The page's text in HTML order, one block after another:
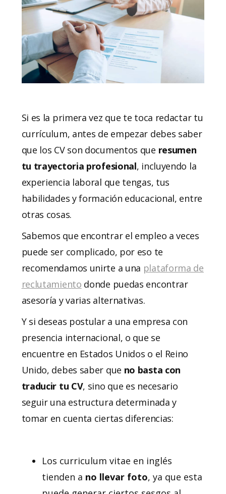
Si es la primera vez que te toca redactar tu
currículum, antes de empezar debes saber
que los CV son documentos que resumen
tu trayectoria profesional, incluyendo la
experiencia laboral que tengas, tus
habilidades y formación educacional, entre
otras cosas.
Sabemos que encontrar el empleo a veces
puede ser complicado, por eso te
recomendamos unirte a una plataforma de
reclutamiento donde puedas encontrar
asesoría y varias alternativas.
Y si deseas postular a una empresa con
presencia internacional, o que se
encuentre en Estados Unidos o el Reino
Unido, debes saber que no basta con
traducir tu CV, sino que es necesario
seguir una estructura determinada y
tomar en cuenta ciertas diferencias:
Los curriculum vitae en inglés
tienden a no llevar foto, ya que esta